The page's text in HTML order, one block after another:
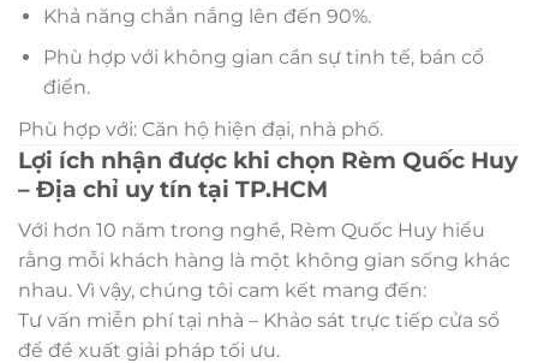
Khả năng chắn nắng lên đến 90%.
Phù hợp với không gian cần sự tinh tế, bán cổ
điển.
Phù hợp với: Căn hộ hiện đại, nhà phố.
Lợi ích nhận được khi chọn Rèm Quốc Huy
– Địa chỉ uy tín tại TP.HCM
Với hơn 10 năm trong nghề, Rèm Quốc Huy hiểu
rằng mỗi khách hàng là một không gian sống khác
nhau. Vì vậy, chúng tôi cam kết mang đến:
Tư vấn miễn phí tại nhà – Khảo sát trực tiếp cửa sổ
để đề xuất giải pháp tối ưu.